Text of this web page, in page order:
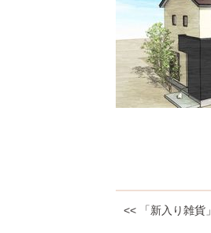
<< 「新入り雑貨」